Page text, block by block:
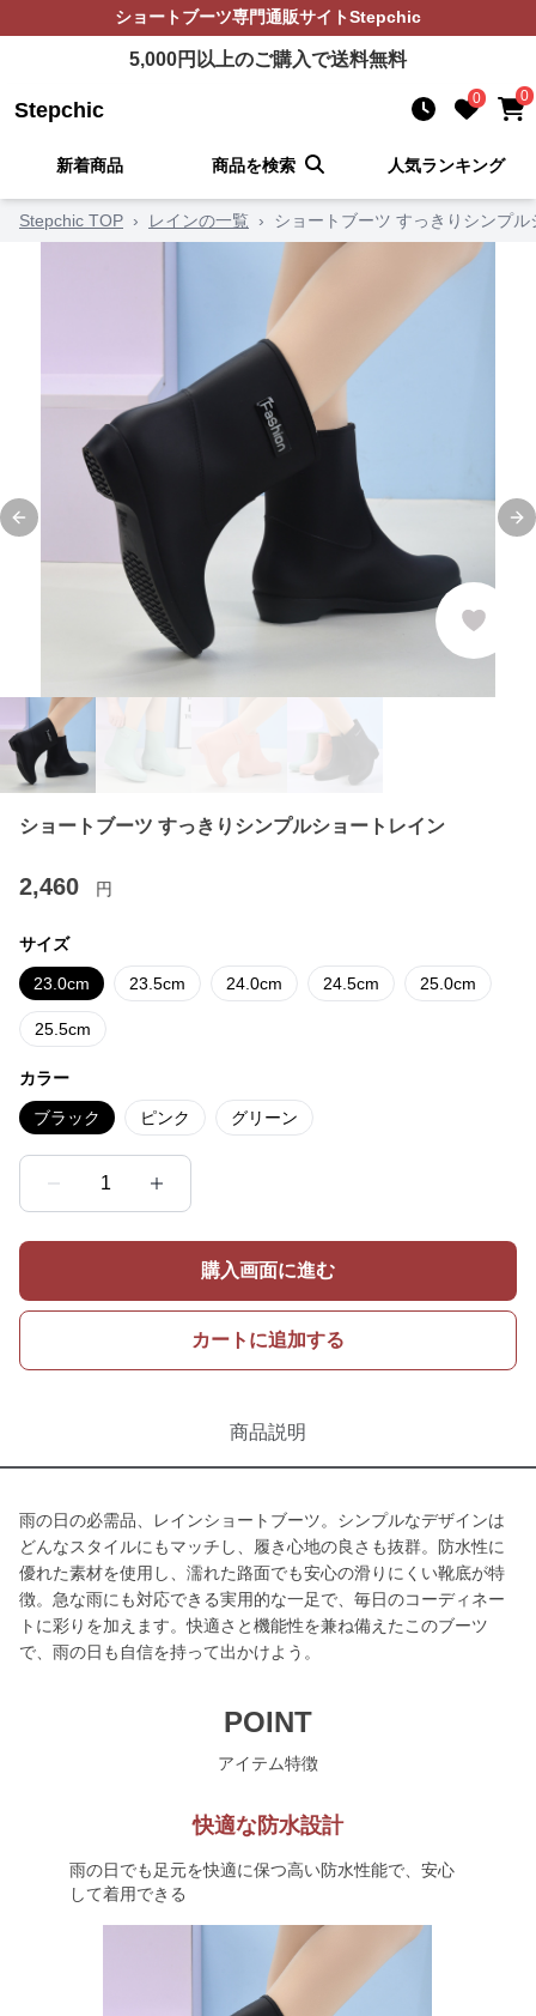
ショートブーツ専門通販サイトStepchic
5,000円以上のご購入で送料無料
Stepchic 0 0
新着商品 商品を検索 人気ランキング
Stepchic TOP › レインの一覧 › ショートブーツ すっきりシンプル
Previous slide
ショートブーツ すっきりシンプルショートレイン
2,460 円
サイズ
23.0cm 23.5cm 24.0cm 24.5cm 25.0cm
25.5cm
カラー
ブラック ピンク グリーン
1
購入画面に進む
カートに追加する
商品説明
雨の日の必需品、レインショートブーツ。シンプルなデザインは
どんなスタイルにもマッチし、履き心地の良さも抜群。防水性に
優れた素材を使用し、濡れた路面でも安心の滑りにくい靴底が特
徴。急な雨にも対応できる実用的な一足で、毎日のコーディネー
トに彩りを加えます。快適さと機能性を兼ね備えたこのブーツ
で、雨の日も自信を持って出かけよう。
POINT
アイテム特徴
快適な防水設計
雨の日でも足元を快適に保つ高い防水性能で、安心
して着用できる